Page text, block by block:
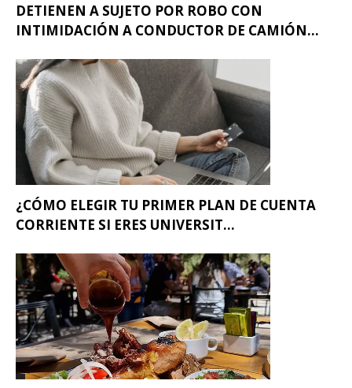
DETIENEN A SUJETO POR ROBO CON
INTIMIDACIÓN A CONDUCTOR DE CAMIÓN...
¿CÓMO ELEGIR TU PRIMER PLAN DE CUENTA
CORRIENTE SI ERES UNIVERSIT...